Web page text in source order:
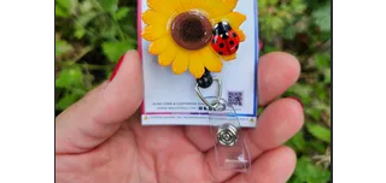
IMPORTANTE: Si su pedido incluye
más de un artículo personalizado o
hecho a pedido, es posible que se
requiera más de un día hábil
adicional.